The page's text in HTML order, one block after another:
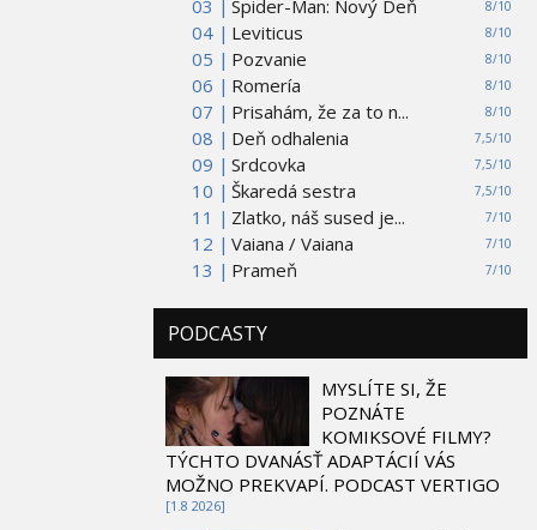
03 |
8/10
Spider-Man: Nový Deň
04 |
8/10
Leviticus
05 |
8/10
Pozvanie
06 |
8/10
Romería
07 |
8/10
Prisahám, že za to n...
08 |
7,5/10
Deň odhalenia
09 |
7,5/10
Srdcovka
10 |
7,5/10
Škaredá sestra
11 |
7/10
Zlatko, náš sused je...
12 |
7/10
Vaiana / Vaiana
13 |
7/10
Prameň
PODCASTY
MYSLÍTE SI, ŽE
POZNÁTE
KOMIKSOVÉ FILMY?
TÝCHTO DVANÁSŤ ADAPTÁCIÍ VÁS
MOŽNO PREKVAPÍ. PODCAST VERTIGO
[1.8 2026]